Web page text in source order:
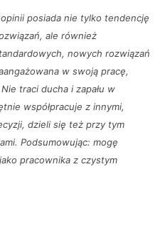
posiada nie tylko tendencję
ale również
nowych rozwiązań
w swoją pracę,
traci ducha i zapału w
współpracuje z innymi,
dzieli się też przy tym
Podsumowując: mogę
pracownika z czystym